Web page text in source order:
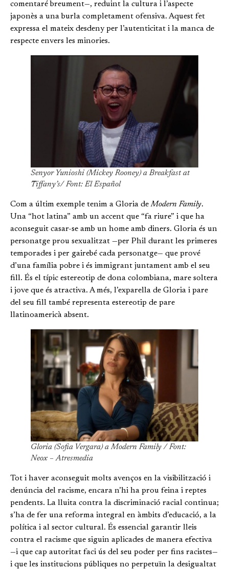
comentaré breument—, reduint la cultura i l’aspecte
japonès a una burla completament ofensiva. Aquest fet
expressa el mateix desdeny per l’autenticitat i la manca de
respecte envers les minories.
Senyor Yunioshi (Mickey Rooney) a Breakfast at
Tiffany’s/ Font: El Español
Com a últim exemple tenim a Gloria deModern Family.
Una “hot latina” amb un accent que “fa riure” i que ha
aconseguit casar-se amb un home amb diners. Gloria és un
personatge prou sexualitzat —per Phil durant les primeres
temporades i per gairebé cada personatge— que prové
d’una família pobre i és immigrant juntament amb el seu
fill. És el típic estereotip de dona colombiana, mare soltera
i jove que és atractiva. A més, l’exparella de Gloria i pare
del seu fill també representa estereotip de pare
llatinoamericà absent.
Gloria (Sofia Vergara) a Modern Family / Font:
Neox – Atresmedia
Tot i haver aconseguit molts avenços en la visibilització i
denúncia del racisme, encara n’hi ha prou feina i reptes
pendents. La lluita contra la discriminació racial continua;
s’ha de fer una reforma integral en àmbits d’educació, a la
política i al sector cultural. És essencial garantir lleis
contra el racisme que siguin aplicades de manera efectiva
—i que cap autoritat faci ús del seu poder per fins racistes—
i que les institucions públiques no perpetuïn la desigualtat